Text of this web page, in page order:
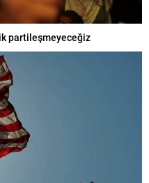
partileşmeyeceğiz